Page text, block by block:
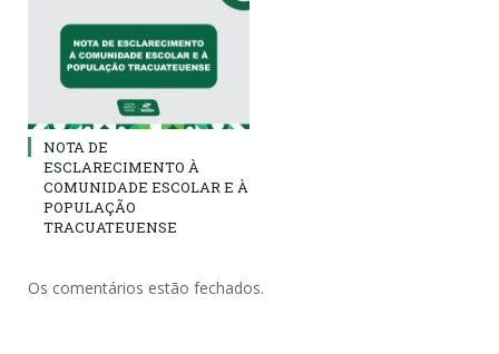
NOTA DE
ESCLARECIMENTO À
COMUNIDADE ESCOLAR E À
POPULAÇÃO
TRACUATEUENSE
Os comentários estão fechados.